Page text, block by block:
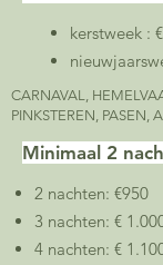
kerstweek :
CARNAVAL,
PINKSTEREN, PASEN,
Minimaal 2
2 nachten: €950
3 nachten: €
4 nachten: €